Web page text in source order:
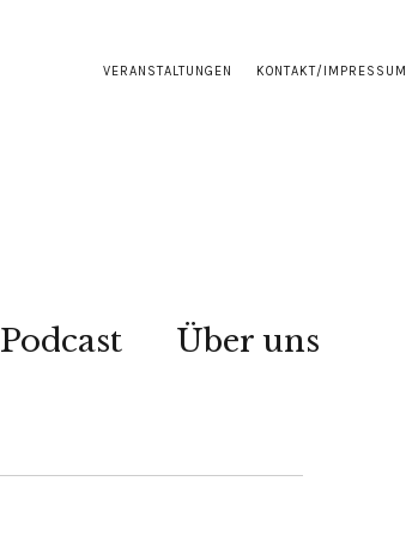
VERANSTALTUNGEN KONTAKT/IMPRESSUM
Podcast Über uns